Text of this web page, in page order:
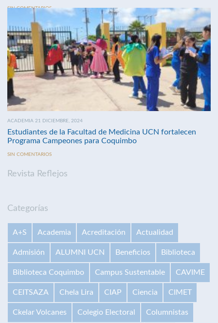
SIN COMENTARIOS
ACADEMIA 21 DICIEMBRE, 2024
Estudiantes de la Facultad de Medicina UCN fortalecen
Programa Campeones para Coquimbo
SIN COMENTARIOS
Revista Reflejos
Categorías
A+S Academia Acreditación Actualidad
Admisión ALUMNI UCN Beneficios Biblioteca
Biblioteca Coquimbo Campus Sustentable CAVIME
CEITSAZA Chela Lira CIAP Ciencia CIMET
Ckelar Volcanes Colegio Electoral Columnistas